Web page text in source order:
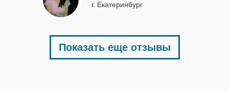
г. Екатеринбург
Показать еще отзывы